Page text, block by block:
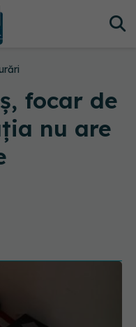
focar de
nu are